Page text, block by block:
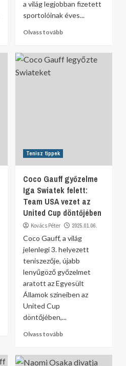
a világ legjobban fizetett
sportolóinak éves...
Olvass tovább
Tenisz tippek
Coco Gauff győzelme
Iga Swiatek felett:
Team USA vezet az
United Cup döntőjében
Kovács Péter 2025.01.06.
Coco Gauff, a világ
jelenlegi 3. helyezett
teniszezője, újabb
lenyűgöző győzelmet
aratott az Egyesült
Államok színeiben az
United Cup
döntőjében,...
Olvass tovább